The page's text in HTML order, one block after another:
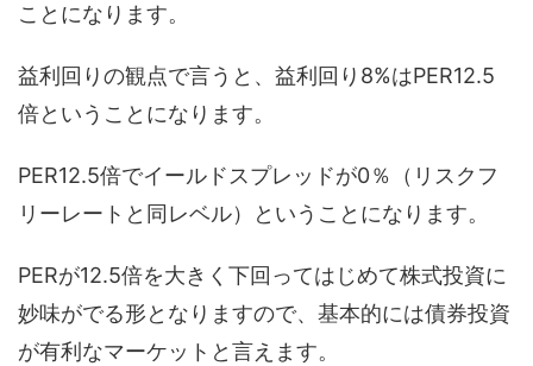
ことになります。
益利回りの観点で言うと、益利回り8%はPER12.5
倍ということになります。
PER12.5倍でイールドスプレッドが0％（リスクフ
リーレートと同レベル）ということになります。
PERが12.5倍を大きく下回ってはじめて株式投資に
妙味がでる形となりますので、基本的には債券投資
が有利なマーケットと言えます。